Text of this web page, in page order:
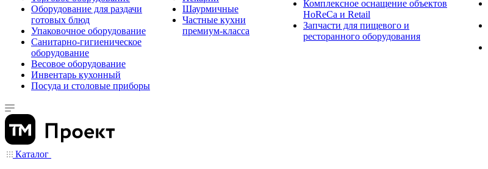
Оборудование для раздачи
готовых блюд
Упаковочное оборудование
Санитарно-гигиеническое
оборудование
Весовое оборудование
Инвентарь кухонный
Посуда и столовые приборы
Шаурмичные
Частные кухни
премиум-класса
Комплексное оснащение объектов
HoReCa и Retail
Запчасти для пищевого и
ресторанного оборудования
Каталог